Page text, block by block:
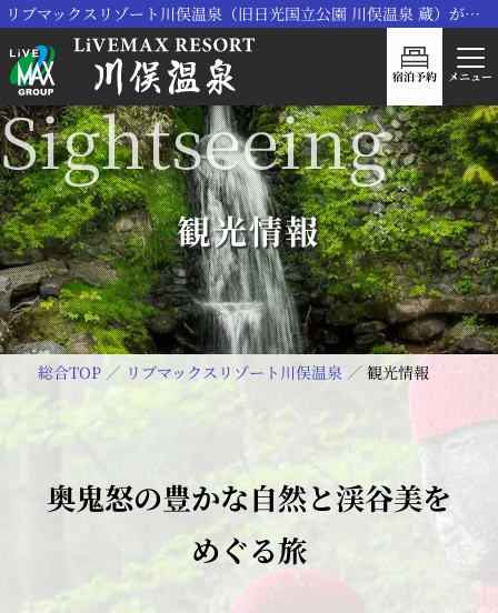
リブマックスリゾート川俣温泉（旧日光国立公園 川俣温泉 蔵）がリブランドOPEN！
宿泊予約 メニュー
観光情報
総合TOP リブマックスリゾート川俣温泉 観光情報
奥鬼怒の豊かな自然と渓谷美を
めぐる旅